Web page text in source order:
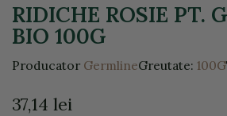
RIDICHE ROSIE PT.
BIO 100G
Producator GermlineGreutate: 100G
37,14 lei